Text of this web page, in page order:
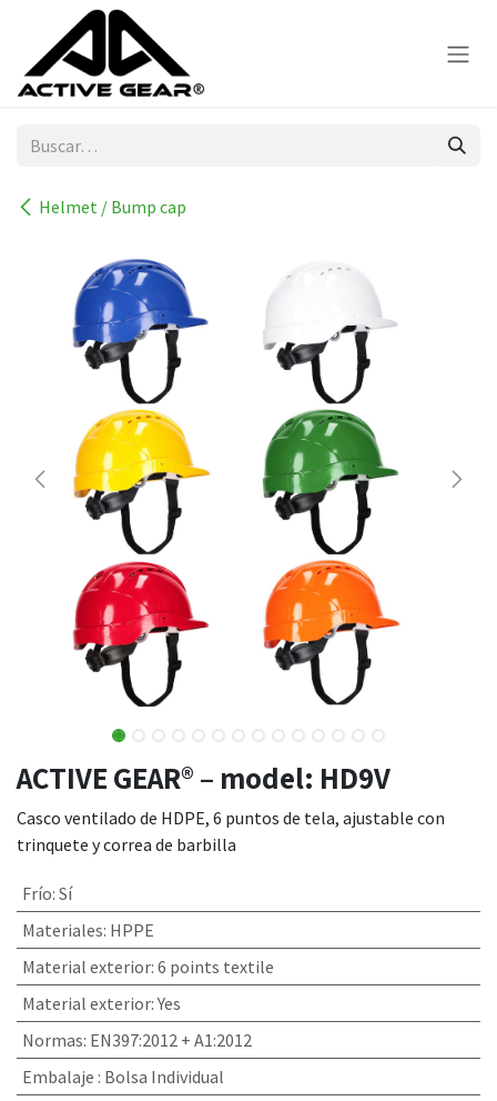
Ir al contenido
Helmet / Bump cap
ACTIVE GEAR® – model: HD9V
Casco ventilado de HDPE, 6 puntos de tela, ajustable con
trinquete y correa de barbilla
Frío: Sí
Materiales: HPPE
Material exterior: 6 points textile
Material exterior:Yes
Normas: EN397:2012 + A1:2012
Embalaje : Bolsa Individual